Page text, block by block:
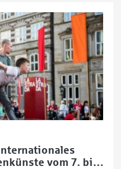
vom 7. bis